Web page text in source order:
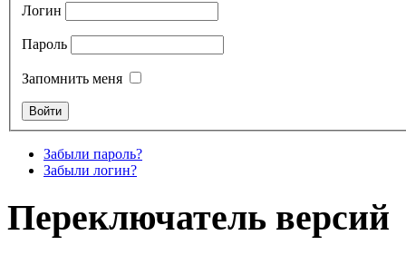
Логин
Пароль
Запомнить меня
Забыли пароль?
Забыли логин?
Переключатель версий